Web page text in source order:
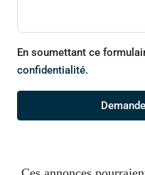
En soumettant ce
confidentialité.